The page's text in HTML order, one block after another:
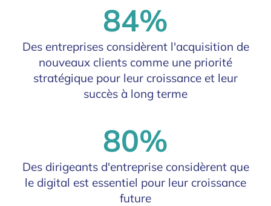
84%
Des entreprises considèrent l'acquisition de
nouveaux clients comme une priorité
stratégique pour leur croissance et leur
succès à long terme
80%
Des dirigeants d'entreprise considèrent que
le digital est essentiel pour leur croissance
future